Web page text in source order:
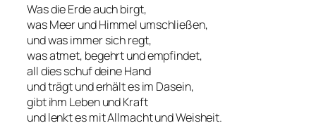
Was die Erde auch birgt,
was Meer und Himmel umschließen,
und was immer sich regt,
was atmet, begehrt und empfindet,
all dies schuf deine Hand
und trägt und erhält es im Dasein,
gibt ihm Leben und Kraft
und lenkt es mit Allmacht und Weisheit.